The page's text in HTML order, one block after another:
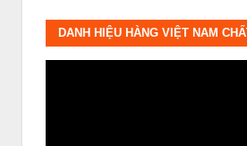
DANH HIỆU HÀNG VIỆT NAM